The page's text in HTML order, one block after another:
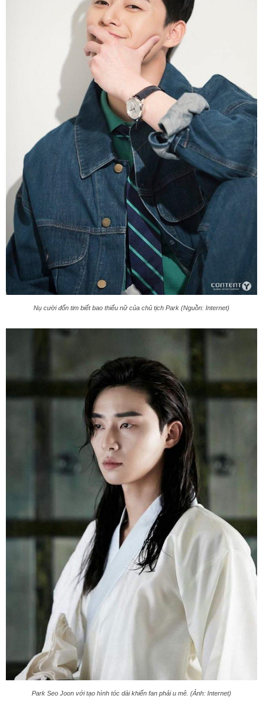
Nụ cười đốn tim biết bao thiếu nữ của chủ tịch Park (Nguồn: Internet)
Park Seo Joon với tạo hình tóc dài khiến fan phải u mê. (Ảnh: Internet)